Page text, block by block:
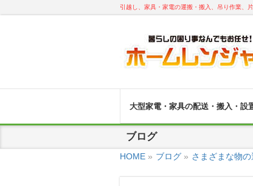
引越し、家具・家電の運搬・搬入、吊り作業、
大型家電・家具の配送・搬入・設
ブログ
HOME » ブログ » さまざまな物